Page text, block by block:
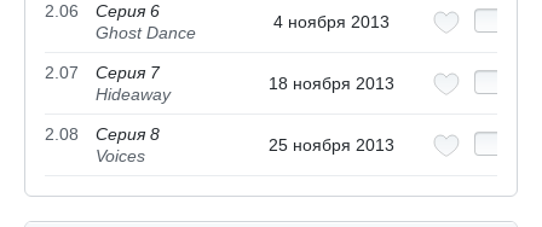
2.06
Серия 6
Ghost Dance
4 ноября 2013
2.07
Серия 7
Hideaway
18 ноября 2013
2.08
Серия 8
Voices
25 ноября 2013